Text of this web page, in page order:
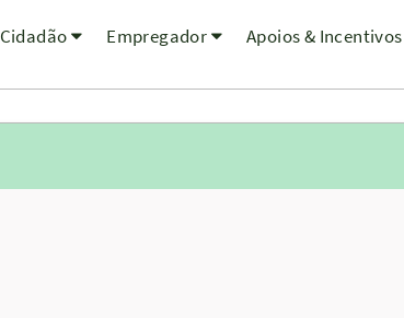
Cidadão Empregador Apoios & Incentivos